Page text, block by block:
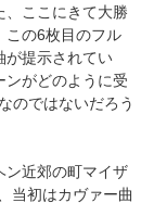
、ここにきて大勝
この6枚目のフル
が提示されてい
ンがどのように受
のではないだろう
ン近郊の町マイザ
当初はカヴァー曲